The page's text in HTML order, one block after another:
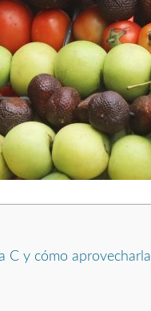
C y cómo aprovecharla